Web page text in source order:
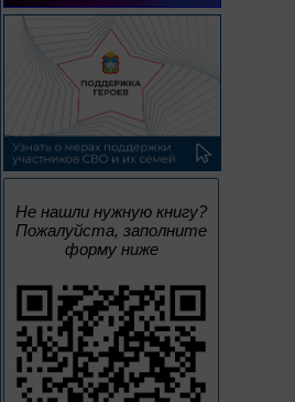
Не нашли нужную книгу?
Пожалуйста, заполните
форму ниже